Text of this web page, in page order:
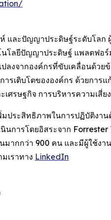
ละปัญญาประดิษฐ์ระดับโลก
โลยีปัญญาประดิษฐ์ แพลตฟอ
ลงจากองค์กรที่ขับเคลื่อนด้ว
ารเติบโตขององค์กร ด้วยก
ศรษฐกิจ การบริหารความเสี่
ระสิทธิภาพในการปฏิบัติงา
นินการโดยอิสระจาก
มากกว่า 900 คน และมีผู้ใช้
เราทาง LinkedIn